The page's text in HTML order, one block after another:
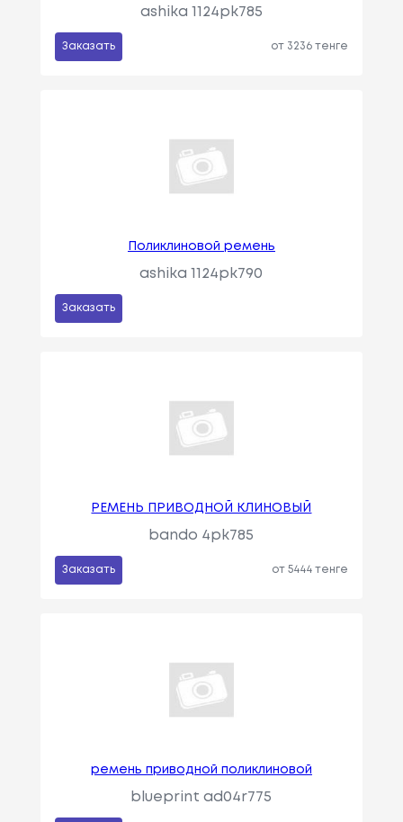
ashika 1124pk785
Заказать от 3236 тенге
Поликлиновой ремень
ashika 1124pk790
Заказать
РЕМЕНЬ ПРИВОДНОЙ КЛИНОВЫЙ
bando 4pk785
Заказать от 5444 тенге
ремень приводной поликлиновой
blueprint ad04r775